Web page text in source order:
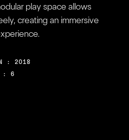
play space allows
creating an immersive
: 2018
: 6